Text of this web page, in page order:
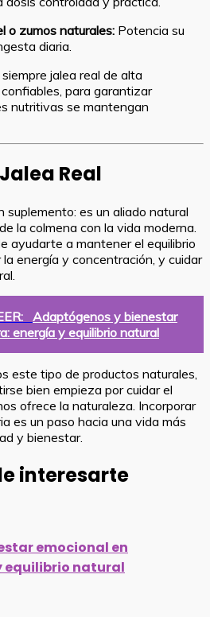
o zumos naturales: Potencia su
diaria.
siempre jalea real de alta
para garantizar
nutritivas se mantengan
Real
suplemento: es un aliado natural
la colmena con la vida moderna.
ayudarte a mantener el equilibrio
energía y concentración, y cuidar
Adaptógenos y bienestar
energía y equilibrio natural
este tipo de productos naturales,
bien empieza por cuidar el
ofrece la naturaleza. Incorporar
es un paso hacia una vida más
y bienestar.
interesarte
emocional en
equilibrio natural